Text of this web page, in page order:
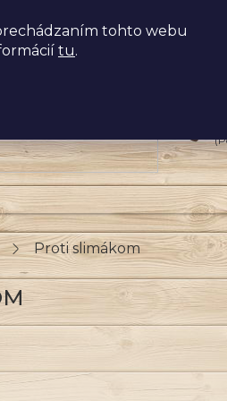
tohto webu
tu.
Proti slimákom